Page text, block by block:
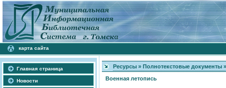
карта сайта
Главная страница
Новости
Ресурсы » Полнотекстовые документы
Военная летопись